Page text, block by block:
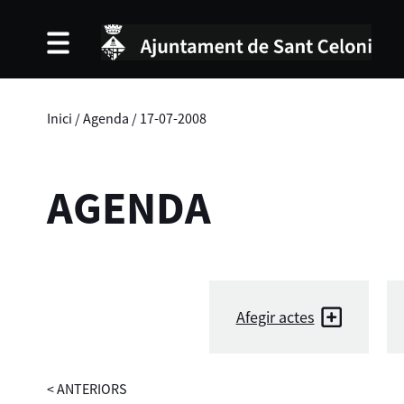
Inici /Agenda / 17-07-2008
AGENDA
Afegir actes
<ANTERIORS